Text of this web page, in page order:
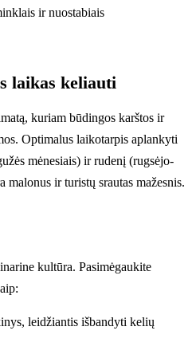
ir nuostabiais
laikas keliauti
kuriam būdingos karštos ir
Optimalus laikotarpis aplankyti
mėnesiais) ir rudenį (rugsėjo-
malonus ir turistų srautas mažesnis.
kultūra. Pasimėgaukite
leidžiantis išbandyti kelių